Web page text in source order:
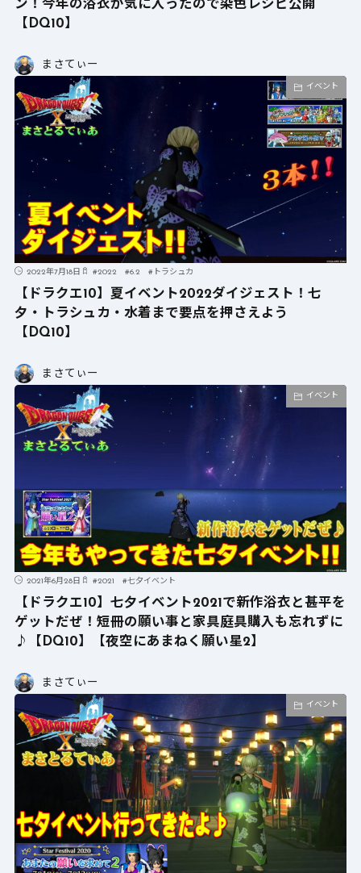
ン！今年の浴衣が気に入ったので染色レシピ公開
【DQ10】
まさてぃー
イベント
2022年7月18日 #2022 #6.2 # トラシュカ
【ドラクエ10】夏イベント2022ダイジェスト！七
夕・トラシュカ・水着まで要点を押さえよう
【DQ10】
まさてぃー
イベント
2021年6月28日 #2021 #七夕イベント
【ドラクエ10】七夕イベント2021で新作浴衣と甚平を
ゲットだぜ！短冊の願い事と家具庭具購入も忘れずに
♪【DQ10】【夜空にあまねく願い星2】
まさてぃー
イベント